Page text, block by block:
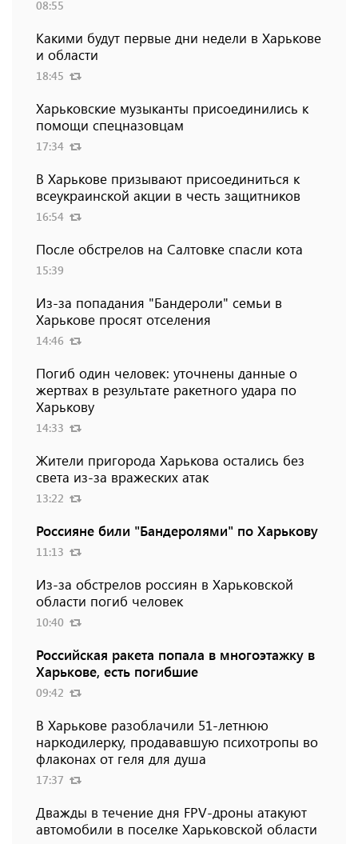
08:55
Какими будут первые дни недели в Харькове
и области
18:45
Харьковские музыканты присоединились к
помощи спецназовцам
17:34
В Харькове призывают присоединиться к
всеукраинской акции в честь защитников
16:54
После обстрелов на Салтовке спасли кота
15:39
Из-за попадания "Бандероли" семьи в
Харькове просят отселения
14:46
Погиб один человек: уточнены данные о
жертвах в результате ракетного удара по
Харькову
14:33
Жители пригорода Харькова остались без
света из-за вражеских атак
13:22
Россияне били "Бандеролями" по Харькову
11:13
Из-за обстрелов россиян в Харьковской
области погиб человек
10:40
Российская ракета попала в многоэтажку в
Харькове, есть погибшие
09:42
В Харькове разоблачили 51-летнюю
наркодилерку, продававшую психотропы во
флаконах от геля для душа
17:37
Дважды в течение дня FPV-дроны атакуют
автомобили в поселке Харьковской области